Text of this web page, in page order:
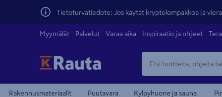
Tietoturvatiedote: Jos käytät kryptolompakkoa ja
Myymälät Palvelut Varaa aika Inspiraatio ja ohjeet
Rakennusmateriaalit Puutavara Kylpyhuone ja sauna